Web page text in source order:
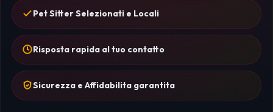
Pet Sitter Selezionati e Locali
Risposta rapida al tuo contatto
Sicurezza e Affidabilita garantita